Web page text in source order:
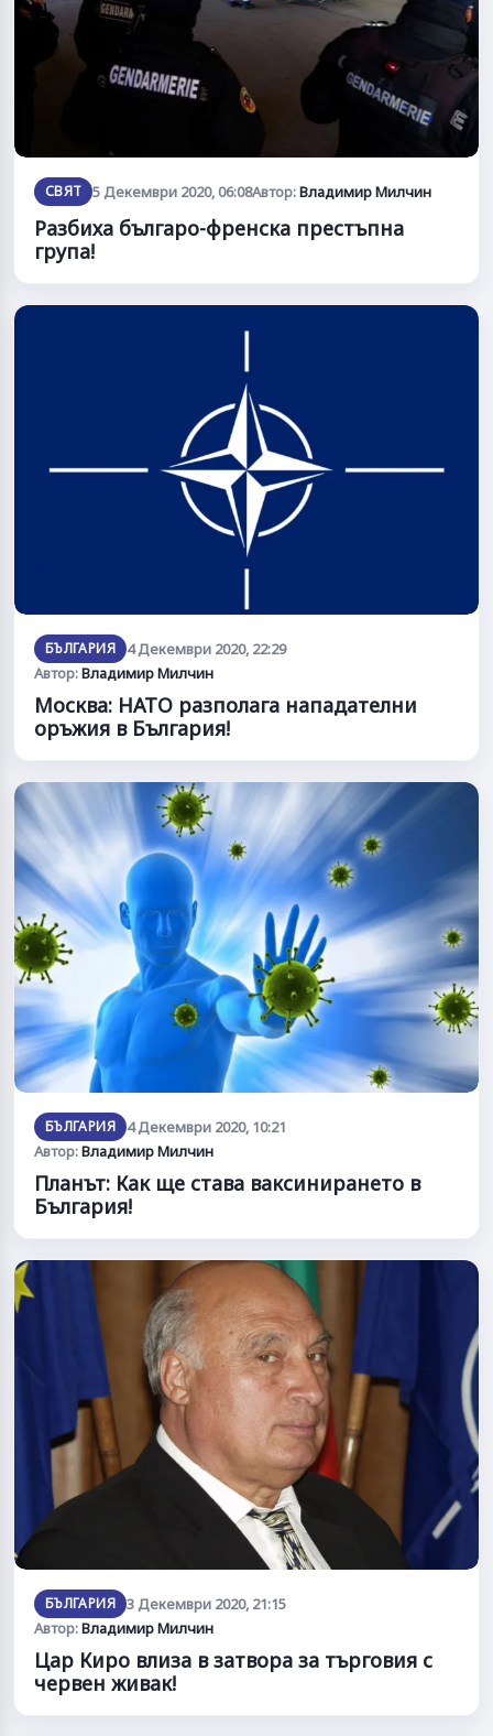
СВЯТ 5 Декември 2020, 06:08Автор:Владимир Милчин
Разбиха българо-френска престъпна
група!
БЪЛГАРИЯ 4 Декември 2020, 22:29
Автор:Владимир Милчин
Москва: НАТО разполага нападателни
оръжия в България!
БЪЛГАРИЯ 4 Декември 2020, 10:21
Автор:Владимир Милчин
Планът: Как ще става ваксинирането в
България!
БЪЛГАРИЯ 3 Декември 2020, 21:15
Автор:Владимир Милчин
Цар Киро влиза в затвора за търговия с
червен живак!